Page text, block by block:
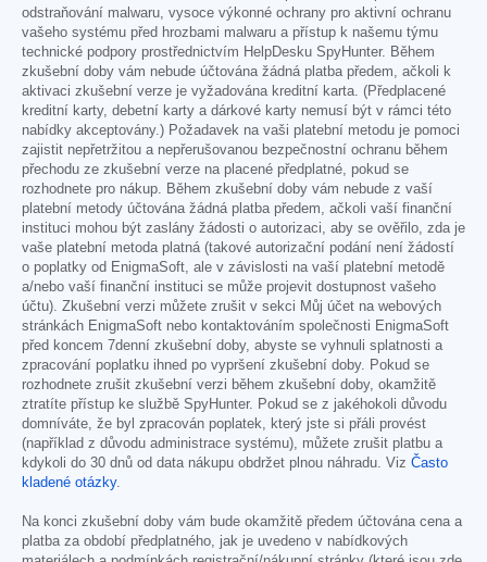
odstraňování malwaru, vysoce výkonné ochrany pro aktivní ochranu
vašeho systému před hrozbami malwaru a přístup k našemu týmu
technické podpory prostřednictvím HelpDesku SpyHunter. Během
zkušební doby vám nebude účtována žádná platba předem, ačkoli k
aktivaci zkušební verze je vyžadována kreditní karta. (Předplacené
kreditní karty, debetní karty a dárkové karty nemusí být v rámci této
nabídky akceptovány.) Požadavek na vaši platební metodu je pomoci
zajistit nepřetržitou a nepřerušovanou bezpečnostní ochranu během
přechodu ze zkušební verze na placené předplatné, pokud se
rozhodnete pro nákup. Během zkušební doby vám nebude z vaší
platební metody účtována žádná platba předem, ačkoli vaší finanční
instituci mohou být zaslány žádosti o autorizaci, aby se ověřilo, zda je
vaše platební metoda platná (takové autorizační podání není žádostí
o poplatky od EnigmaSoft, ale v závislosti na vaší platební metodě
a/nebo vaší finanční instituci se může projevit dostupnost vašeho
účtu). Zkušební verzi můžete zrušit v sekci Můj účet na webových
stránkách EnigmaSoft nebo kontaktováním společnosti EnigmaSoft
před koncem 7denní zkušební doby, abyste se vyhnuli splatnosti a
zpracování poplatku ihned po vypršení zkušební doby. Pokud se
rozhodnete zrušit zkušební verzi během zkušební doby, okamžitě
ztratíte přístup ke službě SpyHunter. Pokud se z jakéhokoli důvodu
domníváte, že byl zpracován poplatek, který jste si přáli provést
(například z důvodu administrace systému), můžete zrušit platbu a
kdykoli do 30 dnů od data nákupu obdržet plnou náhradu. Viz Často
kladené otázky.
Na konci zkušební doby vám bude okamžitě předem účtována cena a
platba za období předplatného, jak je uvedeno v nabídkových